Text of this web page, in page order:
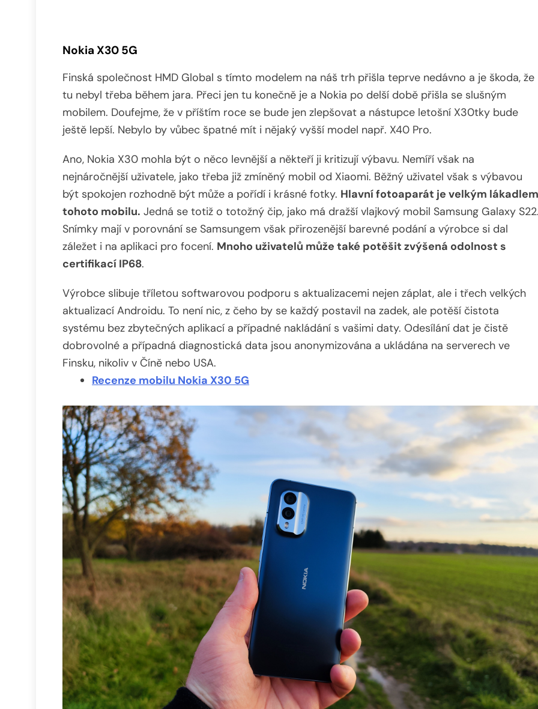
Nokia X30 5G
Finská společnost HMD Global s tímto modelem na náš trh přišla teprve nedávno a je škoda, že
tu nebyl třeba během jara. Přeci jen tu konečně je a Nokia po delší době přišla se slušným
mobilem. Doufejme, že v příštím roce se bude jen zlepšovat a nástupce letošní X30tky bude
ještě lepší. Nebylo by vůbec špatné mít i nějaký vyšší model např. X40 Pro.
Ano, Nokia X30 mohla být o něco levnější a někteří ji kritizují výbavu. Nemíří však na
nejnáročnější uživatele, jako třeba již zmíněný mobil od Xiaomi. Běžný uživatel však s výbavou
být spokojen rozhodně být může a pořídí i krásné fotky. Hlavní fotoaparát je velkým lákadlem
tohoto mobilu. Jedná se totiž o totožný čip, jako má dražší vlajkový mobil Samsung Galaxy
Snímky mají v porovnání se Samsungem však přirozenější barevné podání a výrobce si dal
záležet i na aplikaci pro focení. Mnoho uživatelů může také potěšit zvýšená odolnost s
certifikací IP68.
Výrobce slibuje tříletou softwarovou podporu s aktualizacemi nejen záplat, ale i třech velkých
aktualizací Androidu. To není nic, z čeho by se každý postavil na zadek, ale potěší čistota
systému bez zbytečných aplikací a případné nakládání s vašimi daty. Odesílání dat je čistě
dobrovolné a případná diagnostická data jsou anonymizována a ukládána na serverech ve
Finsku, nikoliv v Číně nebo USA.
Recenze mobilu Nokia X30 5G